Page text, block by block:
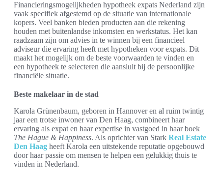
Financieringsmogelijkheden hypotheek expats Nederland zijn
vaak specifiek afgestemd op de situatie van internationale
kopers. Veel banken bieden producten aan die rekening
houden met buitenlandse inkomsten en werkstatus. Het kan
raadzaam zijn om advies in te winnen bij een financieel
adviseur die ervaring heeft met hypotheken voor expats. Dit
maakt het mogelijk om de beste voorwaarden te vinden en
een hypotheek te selecteren die aansluit bij de persoonlijke
financiële situatie.
Beste makelaar in de stad
Karola Grünenbaum, geboren in Hannover en al ruim twintig
jaar een trotse inwoner van Den Haag, combineert haar
ervaring als expat en haar expertise in vastgoed in haar boek
The Hague & Happiness. Als oprichter van Stark Real Estate
Den Haag heeft Karola een uitstekende reputatie opgebouwd
door haar passie om mensen te helpen een gelukkig thuis te
vinden in Nederland.